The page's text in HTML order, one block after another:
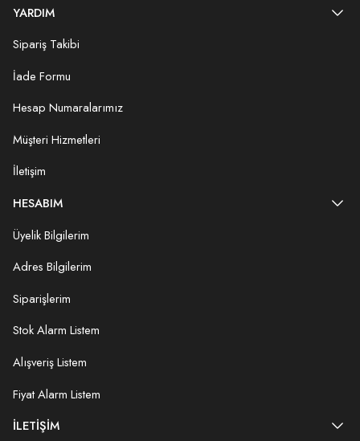
YARDIM
Sipariş Takibi
İade Formu
Hesap Numaralarımız
Müşteri Hizmetleri
İletişim
HESABIM
Üyelik Bilgilerim
Adres Bilgilerim
Siparişlerim
Stok Alarm Listem
Alışveriş Listem
Fiyat Alarm Listem
İLETIŞIM